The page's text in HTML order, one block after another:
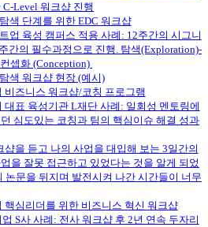
Level 워크샵 진행
색 단계를 위한 EDC 워크샵
업 육성 캠퍼스 적용 사례: 12주간의 시그니
간의 필수과정으로 진행. 탐색(Exploration)-
셉화 (Conception)
색 워크샵 현장 (예시)
비즈니스 워크샵/코칭 프로그램
대표 육성기관 L재단 사례: 일회성 멘토링에
심도있는 코칭과 팀의 핵심이슈 해결 성과
샵을 듣고 나의 사업을 대입해 보는 3일간의
을 잘못 접근하고 있었다는 것을 알게 되었
논문을 뒤지며 발전시켜 나간 시간들이 너무
핵심리더를 위한 비즈니스 혁신 워크샵
S사 사례: 전사 워크샵 후 2년 연속 두자리